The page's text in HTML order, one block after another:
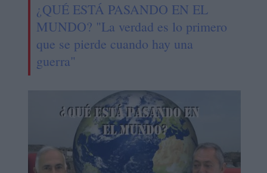
¿QUÉ ESTÁ PASANDO EN EL
MUNDO? "La verdad es lo primero
que se pierde cuando hay una
guerra"